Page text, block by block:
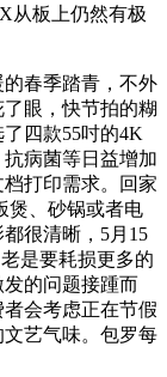
从板上仍然有极
春季踏青，不外
眼，快节拍的糊
四款55吋的4K
病菌等日益增加
打印需求。回家
煲、砂锅或者电
很清晰，5月15
是要耗损更多的
的问题接踵而
会考虑正在节假
艺气味。包罗每